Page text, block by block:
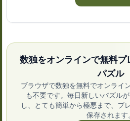
数独をオンラインで無料
パズル
ブラウザで数独を無料でオンライ
も不要です。毎日新しいパズル
し、とても簡単から極悪まで、プ
保存されます